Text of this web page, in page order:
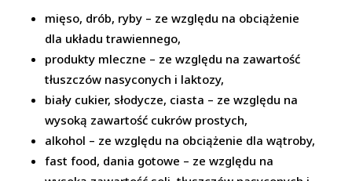
mięso, drób, ryby – ze względu na obciążenie
dla układu trawiennego,
produkty mleczne – ze względu na zawartość
tłuszczów nasyconych i laktozy,
biały cukier, słodycze, ciasta – ze względu na
wysoką zawartość cukrów prostych,
alkohol – ze względu na obciążenie dla wątroby,
fast food, dania gotowe – ze względu na